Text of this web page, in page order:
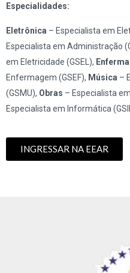
Especialidades:
Eletrônica – Especialista em
Especialista em Administração
em Eletricidade (GSEL),
Enfermagem (GSEF), Música –
(GSMU), Obras – Especialista
Especialista em Informática
INGRESSAR NA EEAR